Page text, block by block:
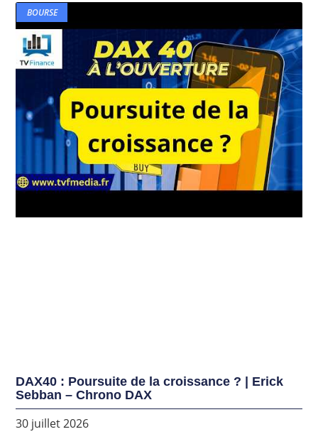
BOURSE
DAX40 : Poursuite de la croissance ? | Erick
Sebban – Chrono DAX
30 juillet 2026